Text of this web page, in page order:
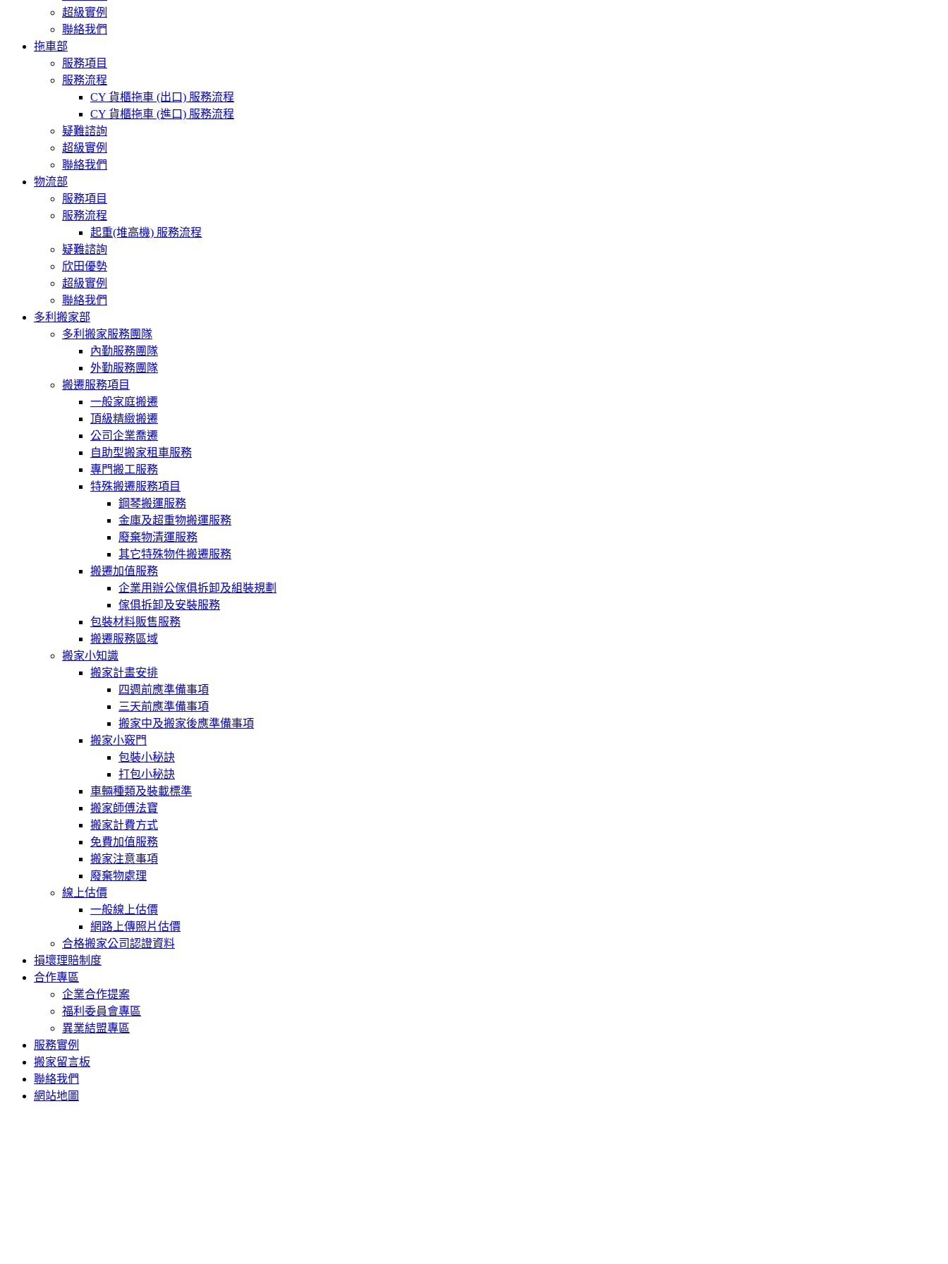
超級實例
聯絡我們
拖車部
服務項目
服務流程
CY 貨櫃拖車 (出口) 服務流程
CY 貨櫃拖車 (進口) 服務流程
疑難諮詢
超級實例
聯絡我們
物流部
服務項目
服務流程
起重(堆高機) 服務流程
疑難諮詢
欣田優勢
超級實例
聯絡我們
多利搬家部
多利搬家服務團隊
內勤服務團隊
外勤服務團隊
搬遷服務項目
一般家庭搬遷
頂級精緻搬遷
公司企業喬遷
自助型搬家租車服務
專門搬工服務
特殊搬遷服務項目
鋼琴搬運服務
金庫及超重物搬運服務
廢棄物清運服務
其它特殊物件搬遷服務
搬遷加值服務
企業用辦公傢俱拆卸及組裝規劃
傢俱拆卸及安裝服務
包裝材料販售服務
搬遷服務區域
搬家小知識
搬家計畫安排
四週前應準備事項
三天前應準備事項
搬家中及搬家後應準備事項
搬家小竅門
包裝小秘訣
打包小秘訣
車輛種類及裝載標準
搬家師傅法寶
搬家計費方式
免費加值服務
搬家注意事項
廢棄物處理
線上估價
一般線上估價
網路上傳照片估價
合格搬家公司認證資料
損壞理賠制度
合作專區
企業合作提案
福利委員會專區
異業結盟專區
服務實例
搬家留言板
聯絡我們
網站地圖